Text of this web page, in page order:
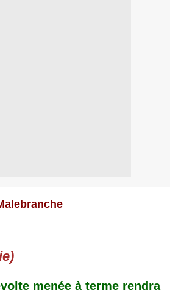
menée à terme rendra